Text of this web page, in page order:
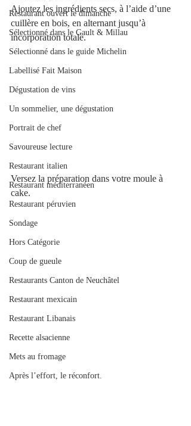
Restaurant ouvert le dimanche
Sélectionné dans le Gault & Millau
Sélectionné dans le guide Michelin
Labellisé Fait Maison
Dégustation de vins
Un sommelier, une dégustation
Portrait de chef
Savoureuse lecture
Restaurant italien
Restaurant méditerranéen
Restaurant péruvien
Sondage
Hors Catégorie
Coup de gueule
Restaurants Canton de Neuchâtel
Restaurant mexicain
Restaurant Libanais
Recette alsacienne
Mets au fromage
Après l’effort, le réconfort.
Ajoutez les ingrédients secs, à l’aide d’une
cuillère en bois, en alternant jusqu’à
incorporation totale.
Versez la préparation dans votre moule à
cake.